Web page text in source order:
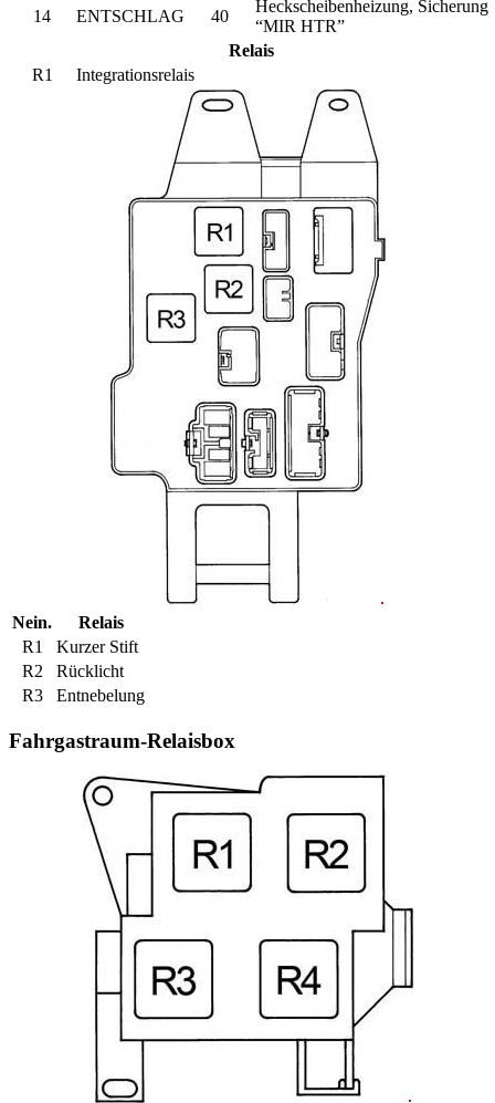
14 ENTSCHLAG 40
Heckscheibenheizung, Sicherung
“MIR HTR”
Relais
R1
Integrationsrelais
Nein.
Relais
R1
Kurzer Stift
R2
Rücklicht
R3
Entnebelung
Fahrgastraum-Relaisbox